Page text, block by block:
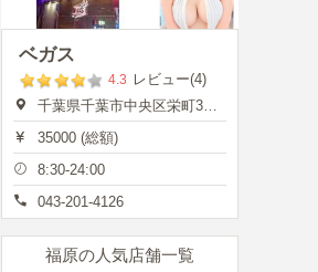
ベガス
4.3 レビュー(4)
千葉県千葉市中央区栄町35-7
35000 (総額)
8:30-24:00
043-201-4126
福原の人気店舗一覧